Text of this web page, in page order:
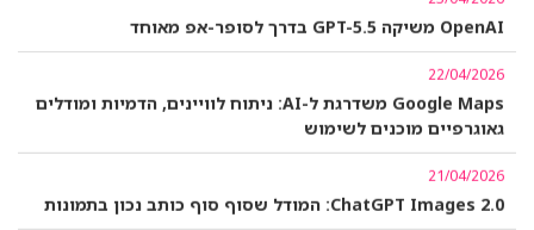
OpenAI משיקה GPT-5.5 בדרך לסופר-אפ מאוחד
22/04/2026
Google Maps משדרגת ל-AI: ניתוח לוויינים, הדמיות ומודלים
גאוגרפיים מוכנים לשימוש
21/04/2026
ChatGPT Images 2.0: המודל שסוף סוף כותב נכון בתמונות